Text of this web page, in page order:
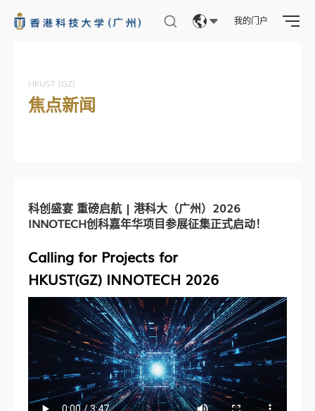
我的门户
HKUST (GZ)
焦点新闻
科创盛宴 重磅启航 | 港科大（广州）2026
INNOTECH创科嘉年华项目参展征集正式启动！
Calling for Projects for
HKUST(GZ) INNOTECH 2026